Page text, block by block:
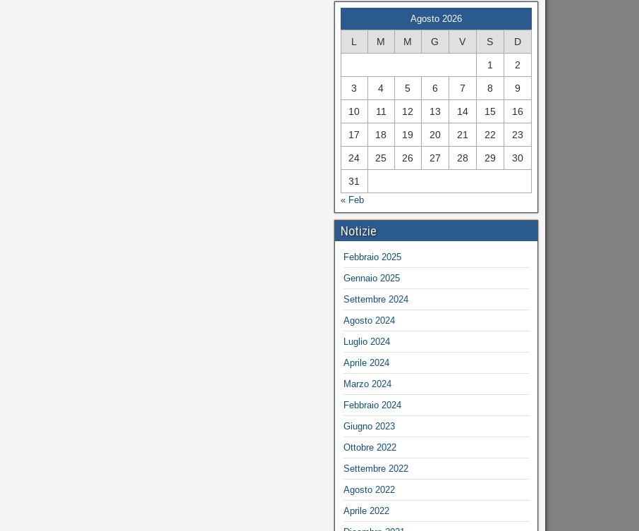
Agosto 2026
L M M G V S D
1 2
3 4 5 6 7 8 9
10 11 12 13 14 15 16
17 18 19 20 21 22 23
24 25 26 27 28 29 30
31
« Feb
Notizie
Febbraio 2025
Gennaio 2025
Settembre 2024
Agosto 2024
Luglio 2024
Aprile 2024
Marzo 2024
Febbraio 2024
Giugno 2023
Ottobre 2022
Settembre 2022
Agosto 2022
Aprile 2022